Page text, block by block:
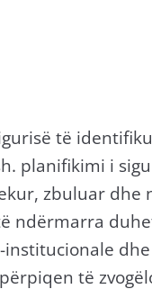
të
planifikimi i
zbuluar dhe
ndërmarra
të